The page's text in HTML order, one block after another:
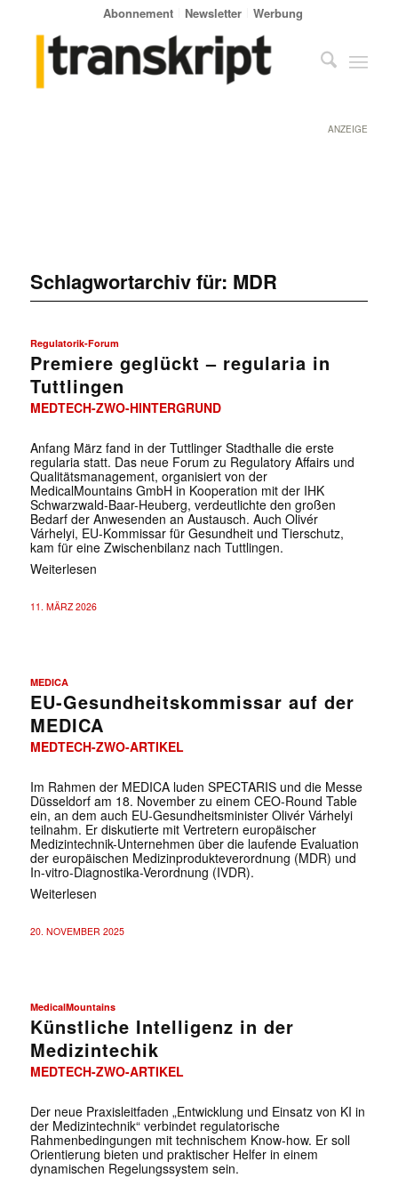
Abonnement Newsletter Werbung
ANZEIGE
Schlagwortarchiv für: MDR
Regulatorik-Forum
Premiere geglückt – regularia in
Tuttlingen
MEDTECH-ZWO-HINTERGRUND
Anfang März fand in der Tuttlinger Stadthalle die erste
regularia statt. Das neue Forum zu Regulatory Affairs und
Qualitätsmanagement, organisiert von der
MedicalMountains GmbH in Kooperation mit der IHK
Schwarzwald-Baar-Heuberg, verdeutlichte den großen
Bedarf der Anwesenden an Austausch. Auch Olivér
Várhelyi, EU-Kommissar für Gesundheit und Tierschutz,
kam für eine Zwischenbilanz nach Tuttlingen.
Weiterlesen
11. MÄRZ 2026
MEDICA
EU-Gesundheitskommissar auf der
MEDICA
MEDTECH-ZWO-ARTIKEL
Im Rahmen der MEDICA luden SPECTARIS und die Messe
Düsseldorf am 18. November zu einem CEO-Round Table
ein, an dem auch EU-Gesundheitsminister Olivér Várhelyi
teilnahm. Er diskutierte mit Vertretern europäischer
Medizintechnik-Unternehmen über die laufende Evaluation
der europäischen Medizinprodukteverordnung (MDR) und
In-vitro-Diagnostika-Verordnung (IVDR).
Weiterlesen
20. NOVEMBER 2025
MedicalMountains
Künstliche Intelligenz in der
Medizintechik
MEDTECH-ZWO-ARTIKEL
Der neue Praxisleitfaden „Entwicklung und Einsatz von KI in
der Medizintechnik“ verbindet regulatorische
Rahmenbedingungen mit technischem Know-how. Er soll
Orientierung bieten und praktischer Helfer in einem
dynamischen Regelungssystem sein.